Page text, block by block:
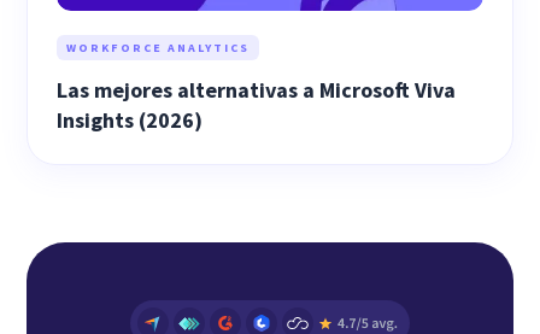
WORKFORCE ANALYTICS
Las mejores alternativas a Microsoft Viva
Insights (2026)